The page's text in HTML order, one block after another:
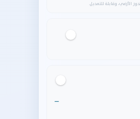
الأرضي، وقابلة للتعديل.
—